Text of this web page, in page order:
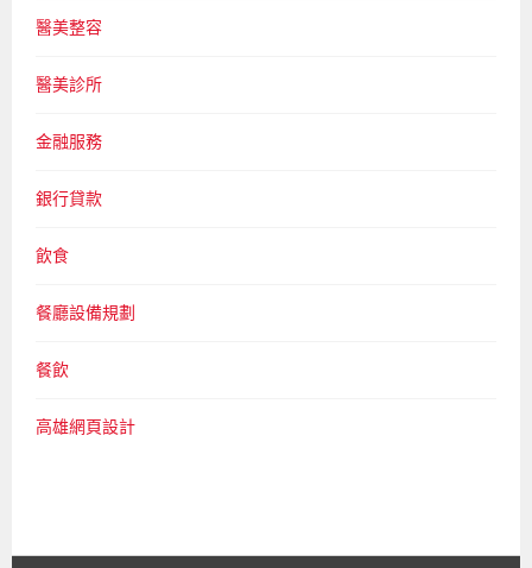
醫美整容
醫美診所
金融服務
銀行貸款
飲食
餐廳設備規劃
餐飲
高雄網頁設計